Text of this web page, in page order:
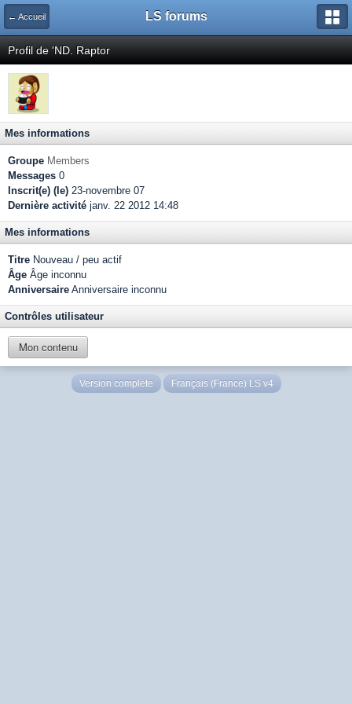
← Accueil LS forums
Profil de 'ND. Raptor
Mes informations
Groupe Members
Messages 0
Inscrit(e) (le) 23-novembre 07
Dernière activité janv. 22 2012 14:48
Mes informations
Titre Nouveau / peu actif
Âge Âge inconnu
Anniversaire Anniversaire inconnu
Contrôles utilisateur
Mon contenu
Version complète Français (France) LS v4